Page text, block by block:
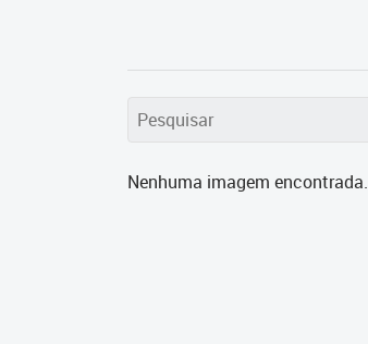
Nenhuma imagem encontrada.